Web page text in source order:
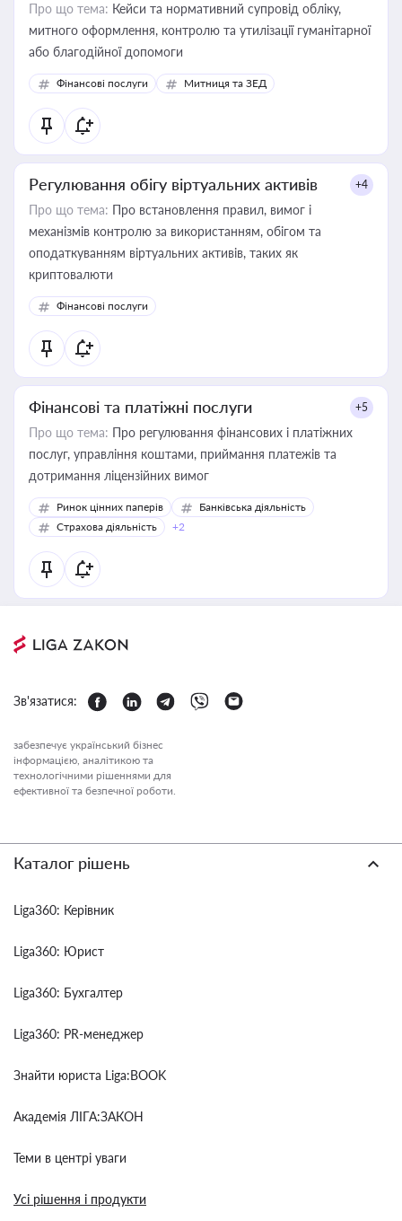
Про що тема: Кейси та нормативний супровід обліку,
митного оформлення, контролю та утилізації гуманітарної
або благодійної допомоги
Фінансові послуги Митниця та ЗЕД
Регулювання обігу віртуальних активів +4
Про що тема: Про встановлення правил, вимог і
механізмів контролю за використанням, обігом та
оподаткуванням віртуальних активів, таких як
криптовалюти
Фінансові послуги
Фінансові та платіжні послуги +5
Про що тема: Про регулювання фінансових і платіжних
послуг, управління коштами, приймання платежів та
дотримання ліцензійних вимог
Ринок цінних паперів
Банківська діяльність
Страхова діяльність
+2
Зв'язатися:
забезпечує український бізнес
інформацією, аналітикою та
технологічними рішеннями для
ефективної та безпечної роботи.
Каталог рішень
Liga360: Керівник
Liga360: Юрист
Liga360: Бухгалтер
Liga360: PR-менеджер
Знайти юриста Liga:BOOK
Академія ЛІГА:ЗАКОН
Теми в центрі уваги
Усі рішення і продукти